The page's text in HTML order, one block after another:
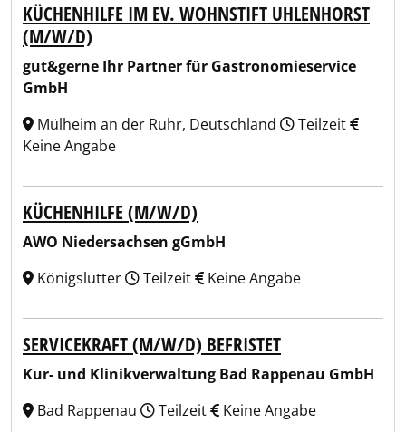
KÜCHENHILFE IM EV. WOHNSTIFT UHLENHORST
(M/W/D)
gut&gerne Ihr Partner für Gastronomieservice
GmbH
Mülheim an der Ruhr, Deutschland
Teilzeit
Keine Angabe
KÜCHENHILFE (M/W/D)
AWO Niedersachsen gGmbH
Königslutter
Teilzeit Keine Angabe
SERVICEKRAFT (M/W/D) BEFRISTET
Kur- und Klinikverwaltung Bad Rappenau GmbH
Bad Rappenau
Teilzeit Keine Angabe